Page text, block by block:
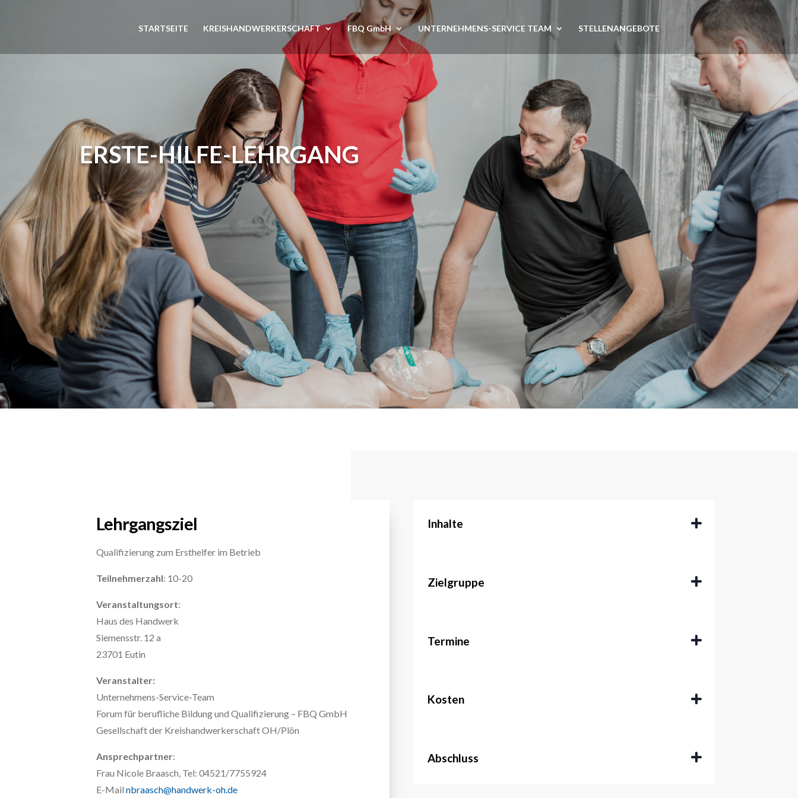
STARTSEITE KREISHANDWERKERSCHAFT FBQ GmbH UNTERNEHMENS-SERVICE TEAM STELLENANGEBOTE
ERSTE-HILFE-LEHRGANG
Lehrgangsziel
Qualifizierung zum Ersthelfer im Betrieb
Teilnehmerzahl: 10-20
Veranstaltungsort:
Haus des Handwerk
Siemensstr. 12 a
23701 Eutin
Veranstalter:
Unternehmens-Service-Team
Forum für berufliche Bildung und Qualifizierung – FBQ GmbH
Gesellschaft der Kreishandwerkerschaft OH/Plön
Ansprechpartner:
Frau Nicole Braasch, Tel: 04521/7755924
E-Mail nbraasch@handwerk-oh.de
Inhalte
Zielgruppe
Termine
Kosten
Abschluss